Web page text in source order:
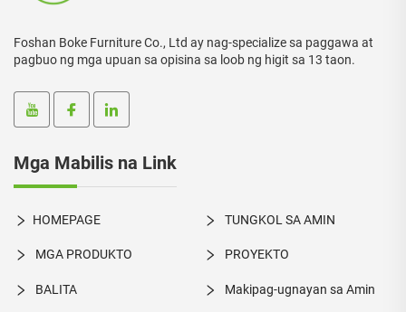
Foshan Boke Furniture Co., Ltd ay nag-specialize sa paggawa at
pagbuo ng mga upuan sa opisina sa loob ng higit sa 13 taon.
Mga Mabilis na Link
HOMEPAGE TUNGKOL SA AMIN
MGA PRODUKTO PROYEKTO
BALITA Makipag-ugnayan sa Amin